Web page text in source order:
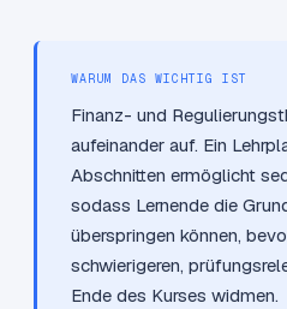
WARUM DAS WICHTIG IST
Finanz- und
aufeinander auf. Ein
Abschnitten ermöglicht
sodass Lernende die
überspringen können,
schwierigeren,
Ende des Kurses widmen.